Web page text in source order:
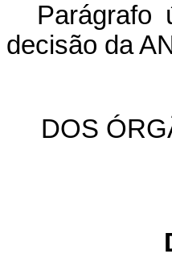
decisão da
DOS